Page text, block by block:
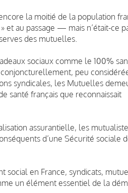
la moitié de la population
et au passage — mais n’était-ce
des mutuelles.
sociaux comme le 100%
peu
syndicales, les Mutuelles
santé français que reconnaissait
assurantielle, les
d’une Sécurité sociale
social en France, syndicats,
un élément essentiel de la